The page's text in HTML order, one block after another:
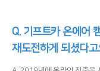
Q. 기프트카 온에어
재도전하게 되셨다고